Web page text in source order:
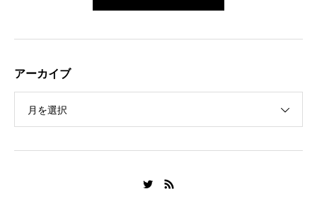
アーカイブ
月を選択